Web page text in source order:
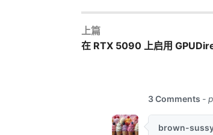
上篇
在 RTX 5090 上启用